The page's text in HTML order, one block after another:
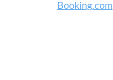
Booking.com